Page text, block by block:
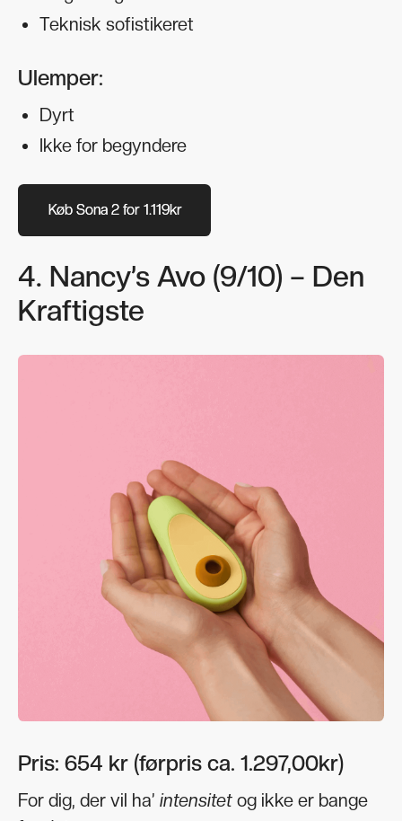
Teknisk sofistikeret
Ulemper:
Dyrt
Ikke for begyndere
Køb Sona 2 for 1.119kr
Køb Sona 2 for 1.119kr
4. Nancy’s Avo (9/10) – Den
Kraftigste
Pris: 654 kr (førpris ca. 1.297,00kr)
For dig, der vil ha’ intensitet og ikke er bange